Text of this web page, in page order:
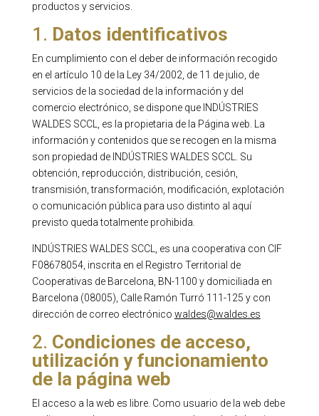
productos y servicios.
1. Datos identificativos
En cumplimiento con el deber de información recogido
en el artículo 10 de la Ley 34/2002, de 11 de julio, de
servicios de la sociedad de la información y del
comercio electrónico, se dispone que INDÚSTRIES
WALDES SCCL, es la propietaria de la Página web. La
información y contenidos que se recogen en la misma
son propiedad de INDÚSTRIES WALDES SCCL. Su
obtención, reproducción, distribución, cesión,
transmisión, transformación, modificación, explotación
o comunicación pública para uso distinto al aquí
previsto queda totalmente prohibida.
INDÚSTRIES WALDES SCCL, es una cooperativa con CIF
F08678054, inscrita en el Registro Territorial de
Cooperativas de Barcelona, BN-1100 y domiciliada en
Barcelona (08005), Calle Ramón Turró 111-125 y con
dirección de correo electrónico waldes@waldes.es
2. Condiciones de acceso,
utilización y funcionamiento
de la página web
El acceso a la web es libre. Como usuario de la web debe